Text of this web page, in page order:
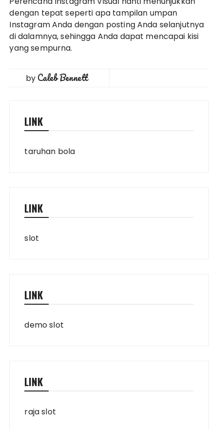
dengan tepat seperti apa tampilan umpan
Instagram Anda dengan posting Anda selanjutnya
di dalamnya, sehingga Anda dapat mencapai kisi
yang sempurna.
by Caleb Bennett
LINK
taruhan bola
LINK
slot
LINK
demo slot
LINK
raja slot